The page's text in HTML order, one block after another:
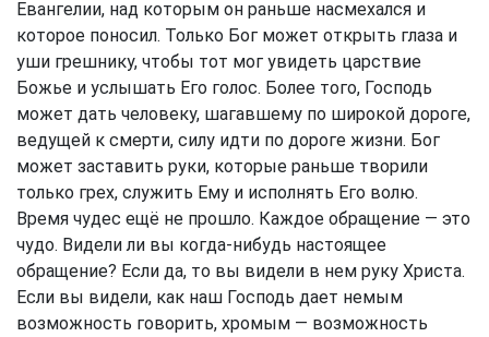
Евангелии, над которым он раньше насмехался и
которое поносил. Только Бог может открыть глаза и
уши грешнику, чтобы тот мог увидеть царствие
Божье и услышать Его голос. Более того, Господь
может дать человеку, шагавшему по широкой дороге,
ведущей к смерти, силу идти по дороге жизни. Бог
может заставить руки, которые раньше творили
только грех, служить Ему и исполнять Его волю.
Время чудес ещё не прошло. Каждое обращение — это
чудо. Видели ли вы когда-нибудь настоящее
обращение? Если да, то вы видели в нем руку Христа.
Если вы видели, как наш Господь дает немым
возможность говорить, хромым — возможность